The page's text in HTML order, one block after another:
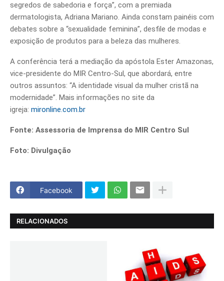
segredos de sabedoria e força”, com a premiada
dermatologista, Adriana Mariano. Ainda constam painéis com
debates sobre a “sexualidade feminina”, desfile de modas e
exposição de produtos para a beleza das mulheres.
A conferência terá a mediação da apóstola Ester Amazonas,
vice-presidente do MIR Centro-Sul, que abordará, entre
outros assuntos: “A identidade visual da mulher cristã na
modernidade”. Mais informações no site da
igreja: mironline.com.br
Fonte: Assessoria de Imprensa do MIR Centro Sul
Foto: Divulgação
Facebook
RELACIONADOS